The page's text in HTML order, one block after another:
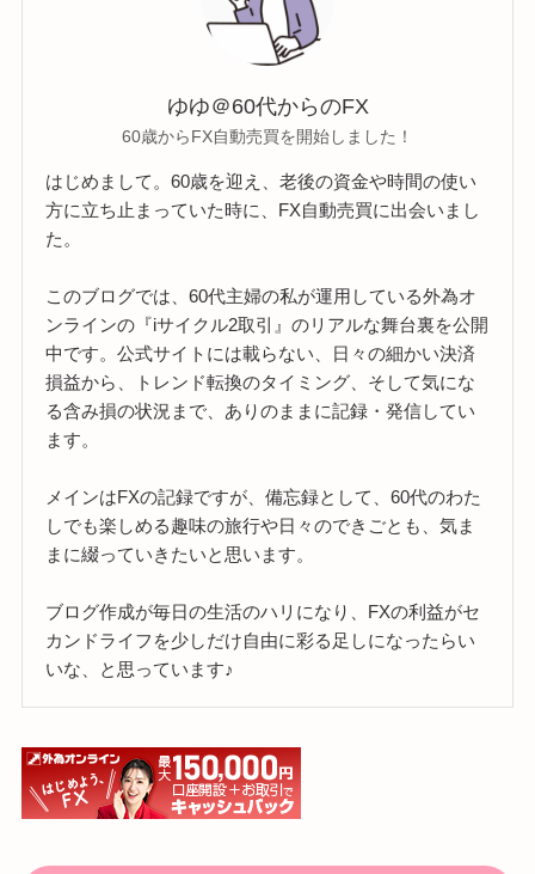
ゆゆ＠60代からのFX
60歳からFX自動売買を開始しました！
はじめまして。60歳を迎え、老後の資金や時間の使い
方に立ち止まっていた時に、FX自動売買に出会いまし
た。
このブログでは、60代主婦の私が運用している外為オ
ンラインの『iサイクル2取引』のリアルな舞台裏を公開
中です。公式サイトには載らない、日々の細かい決済
損益から、トレンド転換のタイミング、そして気にな
る含み損の状況まで、ありのままに記録・発信してい
ます。
メインはFXの記録ですが、備忘録として、60代のわた
しでも楽しめる趣味の旅行や日々のできごとも、気ま
まに綴っていきたいと思います。
ブログ作成が毎日の生活のハリになり、FXの利益がセ
カンドライフを少しだけ自由に彩る足しになったらい
いな、と思っています♪